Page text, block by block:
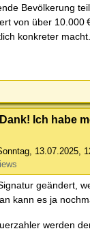
Bevölkerung
von über 10.000
konkreter macht.
Ich habe
13.07.2025,
geändert,
kann es ja
werden